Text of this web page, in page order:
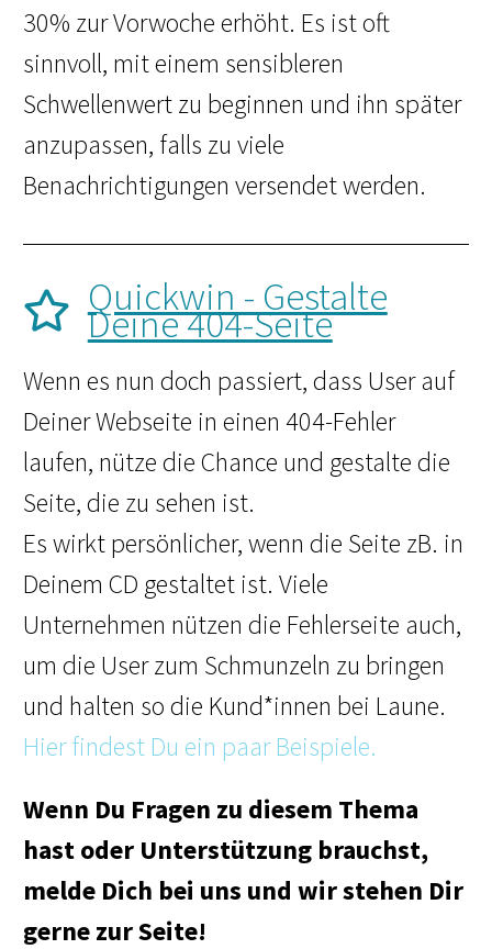
30% zur Vorwoche erhöht. Es ist oft
sinnvoll, mit einem sensibleren
Schwellenwert zu beginnen und ihn später
anzupassen, falls zu viele
Benachrichtigungen versendet werden.
Quickwin - Gestalte
Deine 404-Seite
Wenn es nun doch passiert, dass User auf
Deiner Webseite in einen 404-Fehler
laufen, nütze die Chance und gestalte die
Seite, die zu sehen ist.
Es wirkt persönlicher, wenn die Seite zB. in
Deinem CD gestaltet ist. Viele
Unternehmen nützen die Fehlerseite auch,
um die User zum Schmunzeln zu bringen
und halten so die Kund*innen bei Laune.
Hier findest Du ein paar Beispiele.
Wenn Du Fragen zu diesem Thema
hast oder Unterstützung brauchst,
melde Dich bei uns und wir stehen Dir
gerne zur Seite!